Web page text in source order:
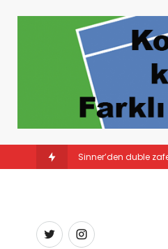
Sürpriz şampiyon: Lin